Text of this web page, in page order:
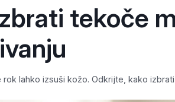
tekoče
lahko izsuši kožo. Odkrijte, kako